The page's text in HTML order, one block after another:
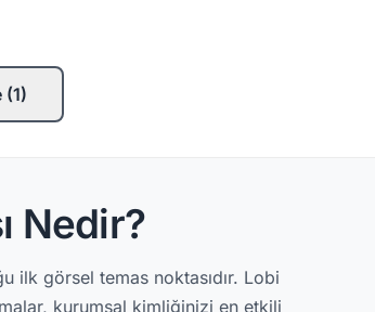
(1)
Nedir?
ilk görsel temas noktasıdır. Lobi
kurumsal kimliğinizi en etkili